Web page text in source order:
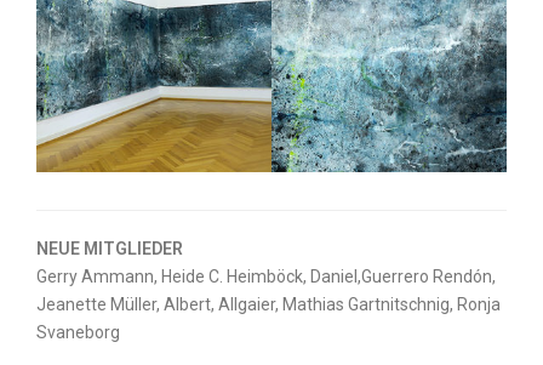
NEUE MITGLIEDER
Gerry Ammann, Heide C. Heimböck, Daniel,Guerrero Rendón,
Jeanette Müller, Albert, Allgaier, Mathias Gartnitschnig, Ronja
Svaneborg